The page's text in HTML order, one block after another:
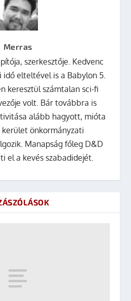
Merras
szerkesztője. Kedvenc
idő elteltével is a Babylon 5.
keresztül számtalan sci-fi
volt. Bár továbbra is
alább hagyott, mióta
önkormányzati
Manapság főleg D&D
el a kevés szabadidejét.